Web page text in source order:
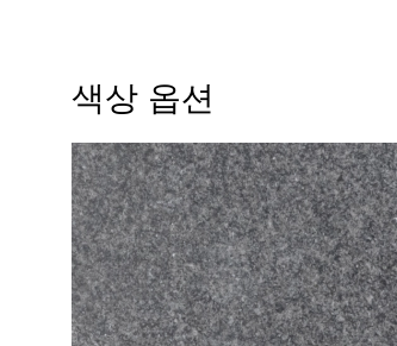
색상 옵션